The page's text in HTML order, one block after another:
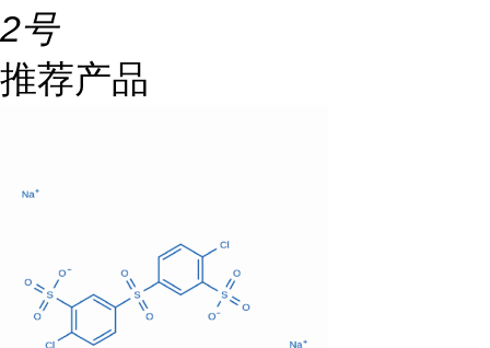
2号
推荐产品